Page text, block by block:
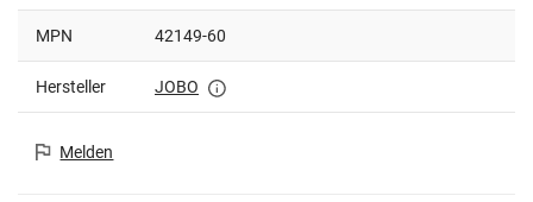
MPN 42149-60
Hersteller JOBO
Melden